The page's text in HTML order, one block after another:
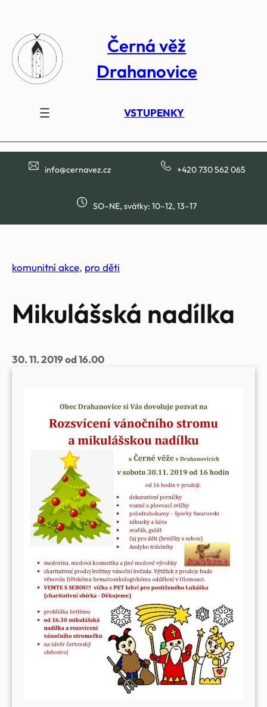
obsah
Černá věž
Drahanovice
VSTUPENKY
info@cernavez.cz +420 730 562 065
SO–NE, svátky: 10–12, 13–17
komunitní akce, pro děti
Mikulášská nadílka
30. 11. 2019 od 16.00